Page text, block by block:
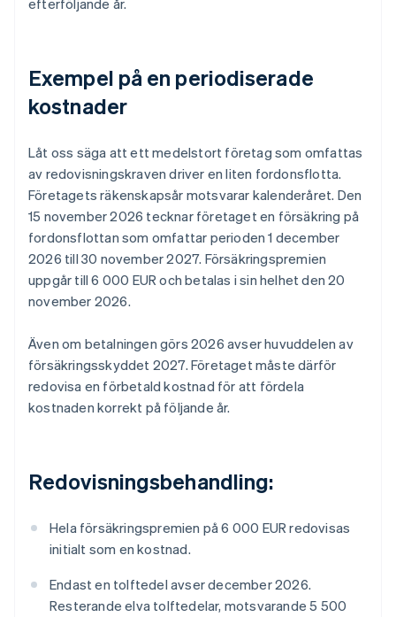
efterföljande år.
Exempel på en periodiserade
kostnader
Låt oss säga att ett medelstort företag som omfattas
av redovisningskraven driver en liten fordonsflotta.
Företagets räkenskapsår motsvarar kalenderåret. Den
15 november 2026 tecknar företaget en försäkring på
fordonsflottan som omfattar perioden 1 december
2026 till 30 november 2027. Försäkringspremien
uppgår till 6 000 EUR och betalas i sin helhet den 20
november 2026.
Även om betalningen görs 2026 avser huvuddelen av
försäkringsskyddet 2027. Företaget måste därför
redovisa en förbetald kostnad för att fördela
kostnaden korrekt på följande år.
Redovisningsbehandling:
Hela försäkringspremien på 6 000 EUR redovisas
initialt som en kostnad.
Endast en tolftedel avser december 2026.
Resterande elva tolftedelar, motsvarande 5 500